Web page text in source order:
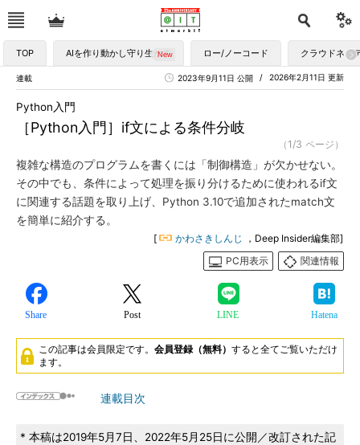
TOP AIを作り動かし守り生かす ロー/ノーコード クラウドネイ
連載 2026年2月11日 更新
2023年9月11日 公開
［Python入門］if文による条件分岐
Python入門
（1/3 ページ）
複雑な構造のプログラムを書くには「制御構造」が欠かせない。
その中でも、条件によって処理を振り分けるために使われるif文
に関連する話題を取り上げ、Python 3.10で追加されたmatch文
を簡単に紹介する。
[ かわさきしんじ
，Deep Insider編集部]
PC用表示
関連情報
Share Post LINE Hatena
この記事は会員限定です。 会員登録（無料） すると全てご覧いただけ
ます。
連載目次
* 本稿は2019年5月7日、2022年5月25日に公開／改訂された記